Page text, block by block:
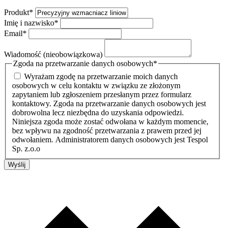
Produkt*
Imię i nazwisko*
Email*
Wiadomość (nieobowiązkowa)
Zgoda na przetwarzanie danych osobowych*
Wyrażam zgodę na przetwarzanie moich danych
osobowych w celu kontaktu w związku ze złożonym
zapytaniem lub zgłoszeniem przesłanym przez formularz
kontaktowy. Zgoda na przetwarzanie danych osobowych jest
dobrowolna lecz niezbędna do uzyskania odpowiedzi.
Niniejsza zgoda może zostać odwołana w każdym momencie,
bez wpływu na zgodność przetwarzania z prawem przed jej
odwołaniem. Administratorem danych osobowych jest Tespol
Sp. z.o.o
Wyślij